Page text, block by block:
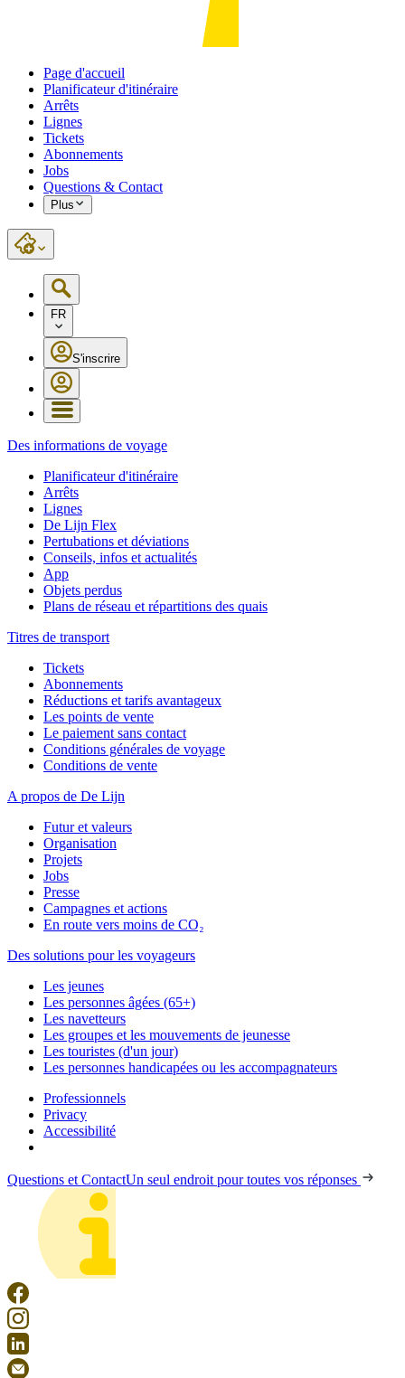
Page d'accueil
Planificateur d'itinéraire
Arrêts
Lignes
Tickets
Abonnements
Jobs
Questions & Contact
Plus
FR
S'inscrire
Des informations de voyage
Planificateur d'itinéraire
Arrêts
Lignes
De Lijn Flex
Pertubations et déviations
Conseils, infos et actualités
App
Objets perdus
Plans de réseau et répartitions des quais
Titres de transport
Tickets
Abonnements
Réductions et tarifs avantageux
Les points de vente
Le paiement sans contact
Conditions générales de voyage
Conditions de vente
A propos de De Lijn
Futur et valeurs
Organisation
Projets
Jobs
Presse
Campagnes et actions
En route vers moins de CO₂
Des solutions pour les voyageurs
Les jeunes
Les personnes âgées (65+)
Les navetteurs
Les groupes et les mouvements de jeunesse
Les touristes (d'un jour)
Les personnes handicapées ou les accompagnateurs
Professionnels
Privacy
Accessibilité
Questions et ContactUn seul endroit pour toutes vos réponses